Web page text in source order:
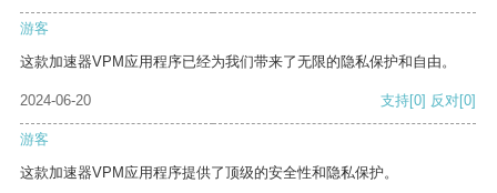
游客
这款加速器VPM应用程序已经为我们带来了无限的隐私保护和自由。
2024-06-20 支持[0] 反对[0]
游客
这款加速器VPM应用程序提供了顶级的安全性和隐私保护。